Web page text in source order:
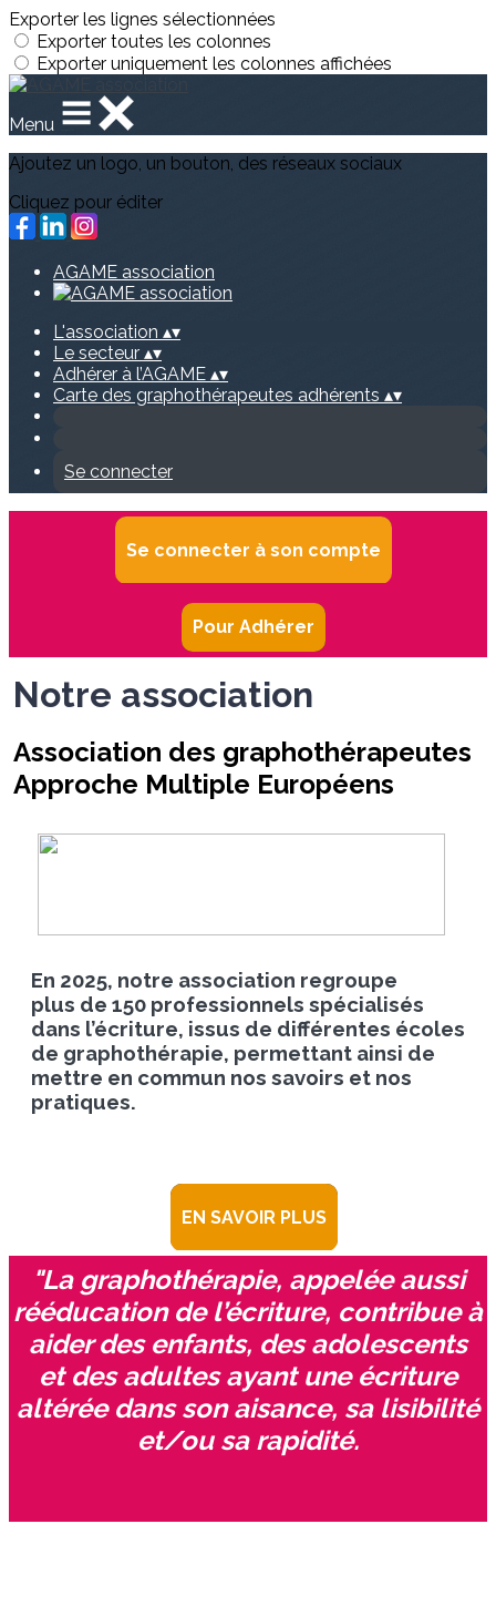
Exporter les lignes sélectionnées
Exporter toutes les colonnes
Exporter uniquement les colonnes affichées
Menu
Ajoutez un logo, un bouton, des réseaux sociaux
Cliquez pour éditer
AGAME association
L'association ▴▾
Le secteur ▴▾
Adhérer à l’AGAME ▴▾
Carte des graphothérapeutes adhérents ▴▾
Se connecter
Se connecter à son compte
Pour Adhérer
Notre association
Association des graphothérapeutes
Approche Multiple Européens
En 2025, notre association regroupe
plus de 150 professionnels spécialisés
dans l’écriture, issus de différentes écoles
de graphothérapie, permettant ainsi de
mettre en commun nos savoirs et nos
pratiques.
EN SAVOIR PLUS
"La graphothérapie, appelée aussi
rééducation de l’écriture, contribue à
aider des enfants, des adolescents
et des adultes ayant une écriture
altérée dans son aisance, sa lisibilité
et/ou sa rapidité.